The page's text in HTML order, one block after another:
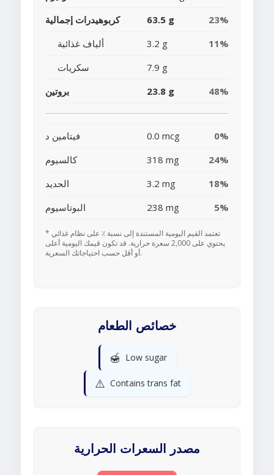
كربوهيدرات إجمالية
63.5 g
23%
ألياف غذائية
3.2 g
11%
سكريات
7.9 g
بروتين
23.8 g 48%
فيتامين د 0.0 mcg
0%
كالسيوم
318 mg
24%
الحديد
3.2 mg
18%
البوتاسيوم
238 mg 5%
* تعتمد القيم اليومية المستندة إلى نسبة ٪ على نظام غذائي
يحتوي على 2,000 سعرة حرارية. قد تكون قيمك اليومية أعلى
أو أقل حسب احتياجاتك السعرية.
خصائص الطعام
🍯 Low sugar
⚠️ Contains trans fat
مصدر السعرات الحرارية